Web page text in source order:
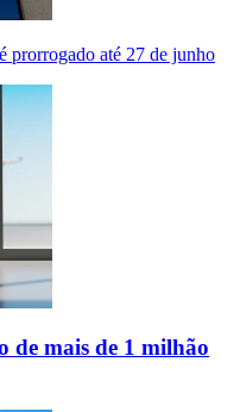
prorrogado até 27 de junho
mais de 1 milhão